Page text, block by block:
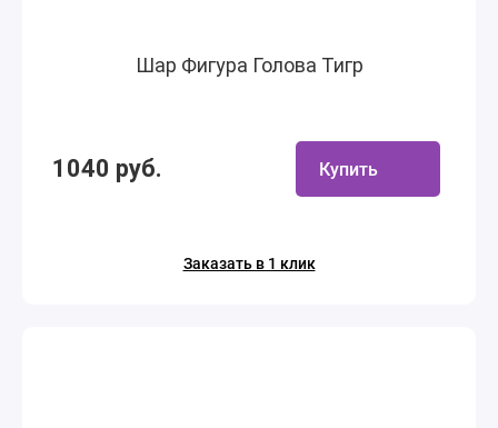
Шар Фигура Голова Тигр
1040 руб. Купить
Заказать в 1 клик